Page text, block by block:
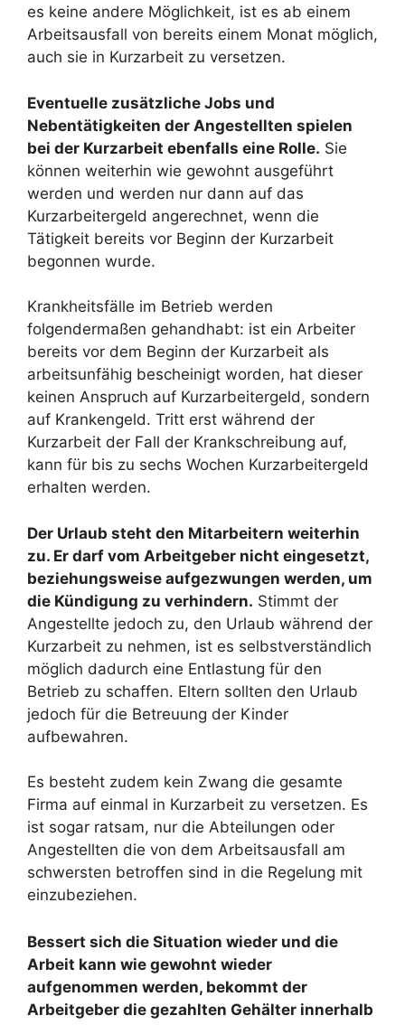
es keine andere Möglichkeit, ist es ab einem
Arbeitsausfall von bereits einem Monat möglich,
auch sie in Kurzarbeit zu versetzen.
Eventuelle zusätzliche Jobs und
Nebentätigkeiten der Angestellten spielen
bei der Kurzarbeit ebenfalls eine Rolle. Sie
können weiterhin wie gewohnt ausgeführt
werden und werden nur dann auf das
Kurzarbeitergeld angerechnet, wenn die
Tätigkeit bereits vor Beginn der Kurzarbeit
begonnen wurde.
Krankheitsfälle im Betrieb werden
folgendermaßen gehandhabt: ist ein Arbeiter
bereits vor dem Beginn der Kurzarbeit als
arbeitsunfähig bescheinigt worden, hat dieser
keinen Anspruch auf Kurzarbeitergeld, sondern
auf Krankengeld. Tritt erst während der
Kurzarbeit der Fall der Krankschreibung auf,
kann für bis zu sechs Wochen Kurzarbeitergeld
erhalten werden.
Der Urlaub steht den Mitarbeitern weiterhin
zu. Er darf vom Arbeitgeber nicht eingesetzt,
beziehungsweise aufgezwungen werden, um
die Kündigung zu verhindern. Stimmt der
Angestellte jedoch zu, den Urlaub während der
Kurzarbeit zu nehmen, ist es selbstverständlich
möglich dadurch eine Entlastung für den
Betrieb zu schaffen. Eltern sollten den Urlaub
jedoch für die Betreuung der Kinder
aufbewahren.
Es besteht zudem kein Zwang die gesamte
Firma auf einmal in Kurzarbeit zu versetzen. Es
ist sogar ratsam, nur die Abteilungen oder
Angestellten die von dem Arbeitsausfall am
schwersten betroffen sind in die Regelung mit
einzubeziehen.
Bessert sich die Situation wieder und die
Arbeit kann wie gewohnt wieder
aufgenommen werden, bekommt der
Arbeitgeber die gezahlten Gehälter innerhalb